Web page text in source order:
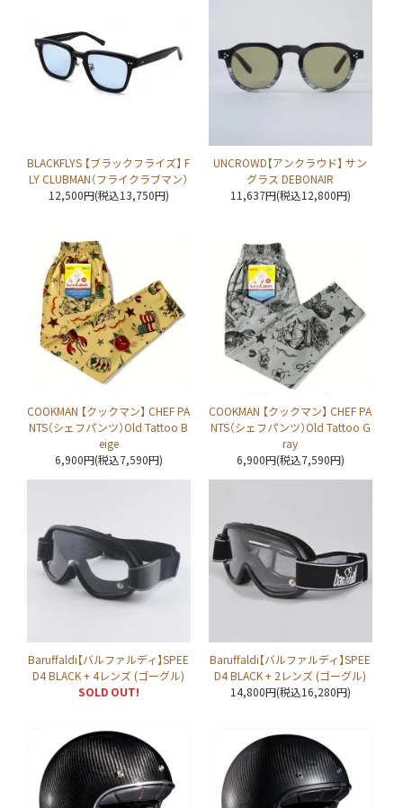
BLACKFLYS 【ブラックフライズ】 F
LY CLUBMAN（フライクラブマン）
12,500円(税込13,750円)
UNCROWD【アンクラウド】 サン
グラス DEBONAIR
11,637円(税込12,800円)
COOKMAN 【クックマン】 CHEF PA
NTS（シェフパンツ）Old Tattoo B
eige
6,900円(税込7,590円)
COOKMAN 【クックマン】 CHEF PA
NTS（シェフパンツ）Old Tattoo G
ray
6,900円(税込7,590円)
Baruffaldi【バルファルディ】SPEE
D4 BLACK + 4レンズ (ゴーグル)
SOLD OUT!
Baruffaldi【バルファルディ】SPEE
D4 BLACK + 2レンズ (ゴーグル)
14,800円(税込16,280円)